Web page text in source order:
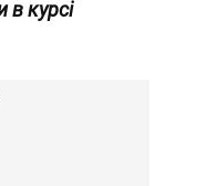
в курсі